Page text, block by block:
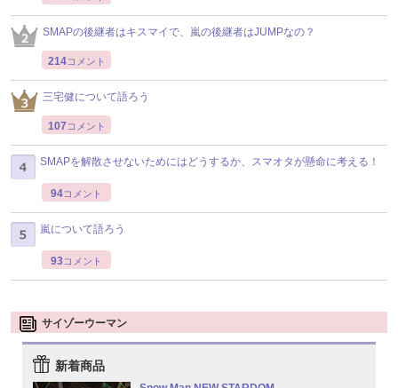
SMAPの後継者はキスマイで、嵐の後継者はJUMPなの？
214コメント
三宅健について語ろう
107 コメント
SMAPを解散させないためにはどうするか、スマオタが懸命に考える！
94コメント
嵐について語ろう
93コメント
サイゾーウーマン
新着商品